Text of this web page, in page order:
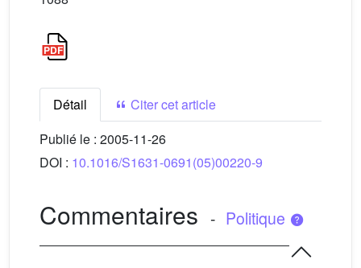
Détail
Citer cet article
Publié le : 2005-11-26
DOI : 10.1016/S1631-0691(05)00220-9
Commentaires - Politique